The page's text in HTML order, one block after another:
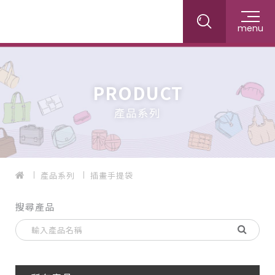
menu
PRODUCT
產品系列
產品系列 插畫手提袋
搜尋產品